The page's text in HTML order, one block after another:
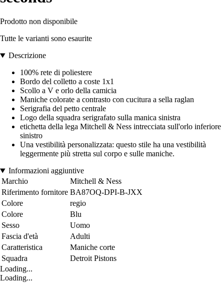
Prodotto non disponibile
Tutte le varianti sono esaurite
Descrizione
100% rete di poliestere
Bordo del colletto a coste 1x1
Scollo a V e orlo della camicia
Maniche colorate a contrasto con cucitura a sella raglan
Serigrafia del petto centrale
Logo della squadra serigrafato sulla manica sinistra
etichetta della lega Mitchell & Ness intrecciata sull'orlo inferiore
sinistro
Una vestibilità personalizzata: questo stile ha una vestibilità
leggermente più stretta sul corpo e sulle maniche.
Informazioni aggiuntive
Marchio
Mitchell & Ness
Riferimento fornitore BA87OQ-DPI-B-JXX
Colore
regio
Colore
Blu
Sesso
Uomo
Fascia d'età
Adulti
Caratteristica
Maniche corte
Squadra
Detroit Pistons
Loading...
Loading...